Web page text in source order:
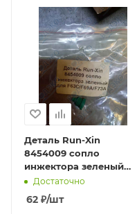
Деталь Run-Xin
8454009 сопло
инжектора зеленый
для F63C/F69A/F73A
Достаточно
62 ₽/шт